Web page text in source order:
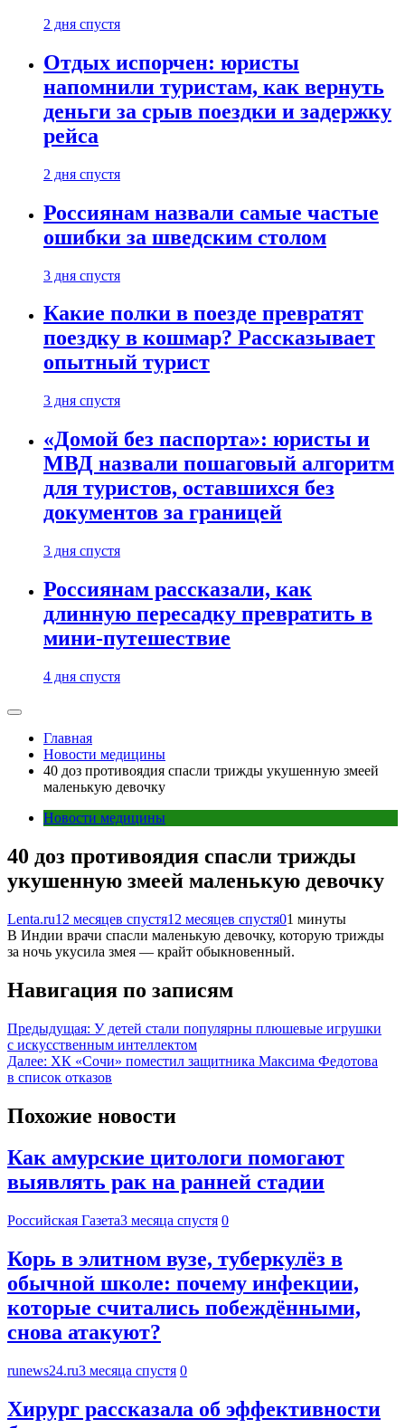
2 дня спустя
Отдых испорчен: юристы
напомнили туристам, как вернуть
деньги за срыв поездки и задержку
рейса
2 дня спустя
Россиянам назвали самые частые
ошибки за шведским столом
3 дня спустя
Какие полки в поезде превратят
поездку в кошмар? Рассказывает
опытный турист
3 дня спустя
«Домой без паспорта»: юристы и
МВД назвали пошаговый алгоритм
для туристов, оставшихся без
документов за границей
3 дня спустя
Россиянам рассказали, как
длинную пересадку превратить в
мини-путешествие
4 дня спустя
Главная
Новости медицины
40 доз противоядия спасли трижды укушенную змеей
маленькую девочку
Новости медицины
40 доз противоядия спасли трижды
укушенную змеей маленькую девочку
Lenta.ru12 месяцев спустя12 месяцев спустя01 минуты
В Индии врачи спасли маленькую девочку, которую трижды
за ночь укусила змея — крайт обыкновенный.
Навигация по записям
Предыдущая: У детей стали популярны плюшевые игрушки
с искусственным интеллектом
Далее: ХК «Сочи» поместил защитника Максима Федотова
в список отказов
Похожие новости
Как амурские цитологи помогают
выявлять рак на ранней стадии
Российская Газета3 месяца спустя 0
Корь в элитном вузе, туберкулёз в
обычной школе: почему инфекции,
которые считались побеждёнными,
снова атакуют?
runews24.ru3 месяца спустя 0
Хирург рассказала об эффективности